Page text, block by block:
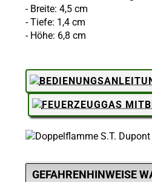
- Breite: 4,5 cm
- Tiefe: 1,4 cm
- Höhe: 6,8 cm
GEFAHRENHINWEISE